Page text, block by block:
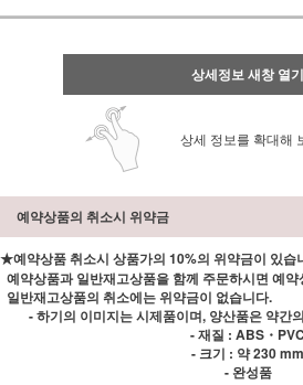
상세정보 새창 열기
상세 정보를 확대해
예약상품의 취소시 위약금
★예약상품 취소시 상품가의 10%의 위약금이 있습
예약상품과 일반재고상품을 함께 주문하시면 예
일반재고상품의 취소에는 위약금이 없습니다.
- 하기의 이미지는 시제품이며, 양산품은 약간
- 재질 : ABS・PVC
- 크기 : 약 230 mm
- 완성품